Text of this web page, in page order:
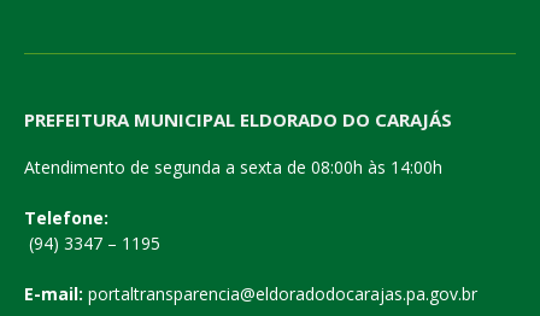
PREFEITURA MUNICIPAL ELDORADO DO CARAJÁS
Atendimento de segunda a sexta de 08:00h às 14:00h
Telefone:
(94) 3347 – 1195
E-mail: portaltransparencia@eldoradodocarajas.pa.gov.br